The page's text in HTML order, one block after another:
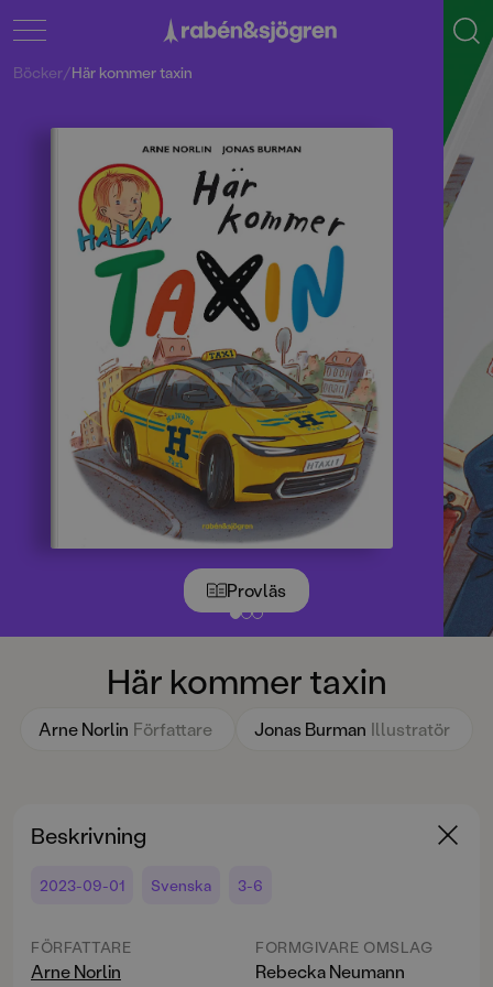
Provläs
Här kommer taxin
Arne Norlin Författare Jonas Burman Illustratör
Böcker/Här kommer taxin
Beskrivning
2023-09-01 Svenska 3-6
FÖRFATTARE
Arne Norlin
FORMGIVARE OMSLAG
Rebecka Neumann